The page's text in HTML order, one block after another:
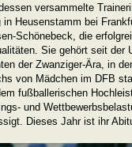
versammelte
in Heusenstamm bei
Schönebeck, die
Sie gehört seit der
der Zwanziger-Ära, in
von Mädchen im DFB
fußballerischen
und
Dieses Jahr ist ihr